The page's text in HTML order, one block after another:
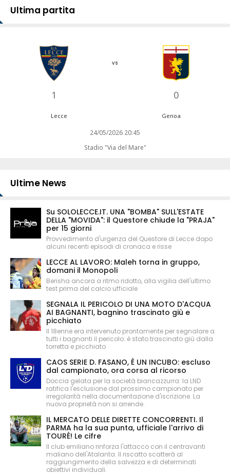
Ultima partita
1
vs
0
Lecce Genoa
24/05/2026 20:45
Stadio "Via del Mare"
Ultime News
Su SOLOLECCE.IT. UNA "BOMBA" SULL'ESTATE
DELLA "MOVIDA": il Questore chiude la "PRAJA"
per 15 giorni
Provvedimento d'urgenza del Questore di Lecce dopo
alcuni recenti episodi di cronaca e risse
LECCE AL LAVORO: Maleh torna in gruppo,
domani il Monopoli
Berisha ancora a ritmo ridotto, alla vigilia dell'ultimo
test prima del calcio ufficiale
SEGNALA IL PERICOLO DI UNA MOTO D'ACQUA
AI BAGNANTI, bagnino trascinato giù e
picchiato
Il 18enne era intervenuto prontamente per segnalare a
tutti i bagnanti il pericolo: è stato trascinato giù dalla
torretta e picchiato
CAOS SERIE D. FASANO, È UN INCUBO: escluso
dal campionato, ora corsa al ricorso
Doccia gelata per la società biancazzurra: la LND
ratifica l'esclusione dal prossimo campionato per
irregolarità nella documentazione d'iscrizione. La
nuova proprietà non si arrende.
IL MERCATO DELLE DIRETTE CONCORRENTI. Il
PARMA ha la sua punta, ufficiale l'arrivo di
TOURÉ! Le cifre
Il club emiliano rinforza l'attacco con il centravanti
maliano dell'Atalanta. Il riscatto scatterà al
raggiungimento della salvezza e di determinati
obiettivi individuali.